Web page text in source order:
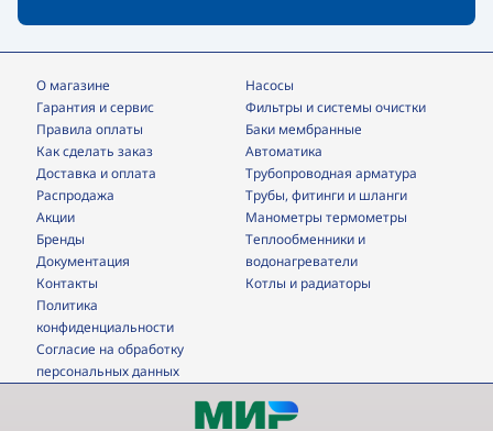
О магазине
Гарантия и сервис
Правила оплаты
Как сделать заказ
Доставка и оплата
Распродажа
Акции
Бренды
Документация
Контакты
Насосы
фильтры и системы очистки
Баки мембранные
Автоматика
трубопроводная арматура
трубы, фитинги и шланги
манометры термометры
теплообменники и
водонагреватели
Котлы и радиаторы
Политика
конфиденциальности
Согласие на обработку
персональных данных